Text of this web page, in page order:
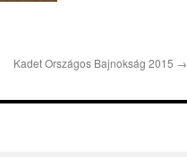
Kadet Országos Bajnokság 2015 →